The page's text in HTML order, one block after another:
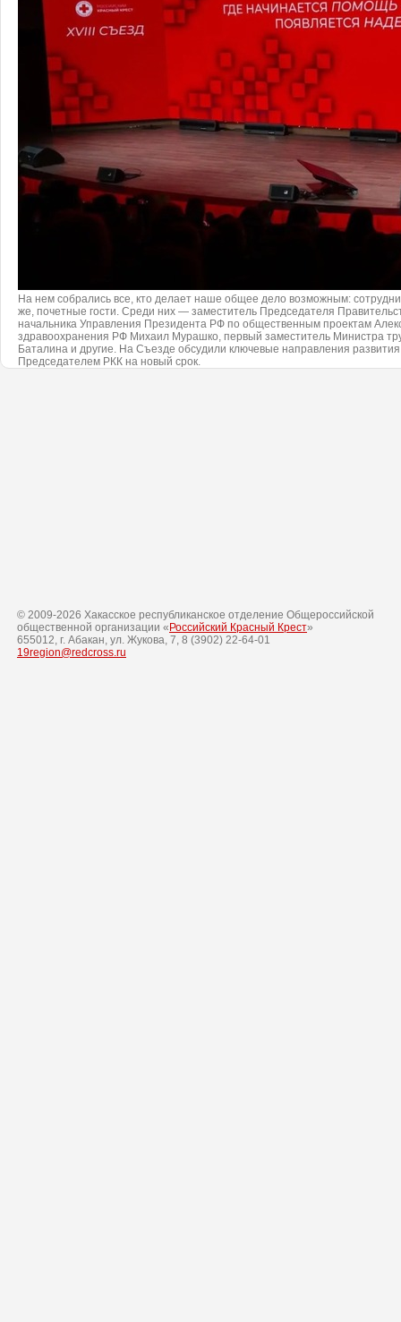
На нем собрались все, кто делает наше общее дело возможным:
же, почетные гости. Среди них — заместитель Председателя
начальника Управления Президента РФ по общественным проектам
здравоохранения РФ Михаил Мурашко, первый заместитель Министра
Баталина и другие. На Съезде обсудили ключевые направления
Председателем РКК на новый срок.
© 2009-2026 Хакасское республиканское отделение Общероссийской
общественной организации « Российский Красный Крест»
655012, г. Абакан, ул. Жукова, 7, 8 (3902) 22-64-01
19region@redcross.ru